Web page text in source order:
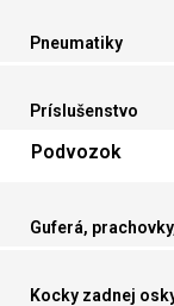
Pneumatiky
Príslušenstvo
Podvozok
Guferá,
Kocky zadnej